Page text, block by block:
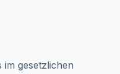
gesetzlichen